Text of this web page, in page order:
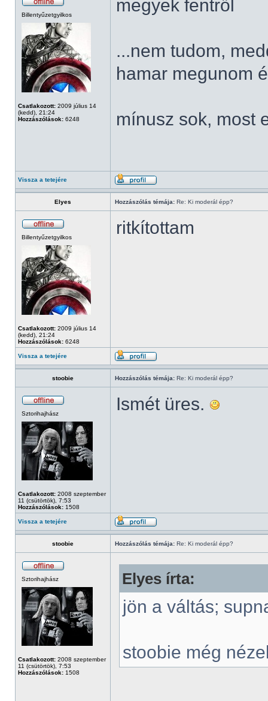
Billentyűzetgyilkos
Csatlakozott: 2009 július 14
(kedd), 21:24
Hozzászólások: 6248
megyek fentről
...nem tudom,
hamar megunom
mínusz sok, most
Vissza a tetejére
Elyes Hozzászólás témája: Re: Ki moderál épp?
Billentyűzetgyilkos
Csatlakozott: 2009 július 14
(kedd), 21:24
Hozzászólások: 6248
ritkítottam
Vissza a tetejére
stoobie Hozzászólás témája: Re: Ki moderál épp?
Sztorihajhász
Csatlakozott: 2008 szeptember
11 (csütörtök), 7:53
Hozzászólások: 1508
Ismét üres.
Vissza a tetejére
stoobie Hozzászólás témája: Re: Ki moderál épp?
Sztorihajhász
Csatlakozott: 2008 szeptember
11 (csütörtök), 7:53
Hozzászólások: 1508
Elyes írta:
jön a váltás;
stoobie még